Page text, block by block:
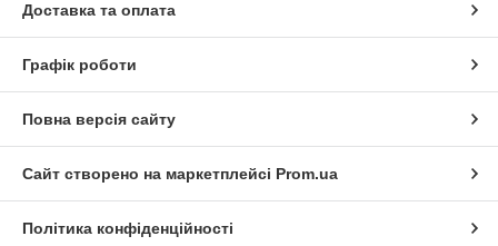
Доставка та оплата
Графік роботи
Повна версія сайту
Сайт створено на маркетплейсі Prom.ua
Політика конфіденційності